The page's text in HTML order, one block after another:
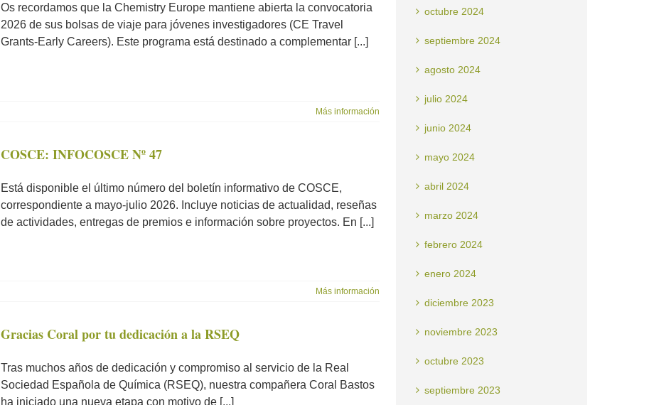
Os recordamos que la Chemistry Europe mantiene abierta la convocatoria
2026 de sus bolsas de viaje para jóvenes investigadores (CE Travel
Grants-Early Careers). Este programa está destinado a complementar [...]
Más información
COSCE: INFOCOSCE Nº 47
Está disponible el último número del boletín informativo de COSCE,
correspondiente a mayo-julio 2026. Incluye noticias de actualidad, reseñas
de actividades, entregas de premios e información sobre proyectos. En [...]
Más información
Gracias Coral por tu dedicación a la RSEQ
Tras muchos años de dedicación y compromiso al servicio de la Real
Sociedad Española de Química (RSEQ), nuestra compañera Coral Bastos
ha iniciado una nueva etapa con motivo de [...]
octubre 2024
septiembre 2024
agosto 2024
julio 2024
junio 2024
mayo 2024
abril 2024
marzo 2024
febrero 2024
enero 2024
diciembre 2023
noviembre 2023
octubre 2023
septiembre 2023